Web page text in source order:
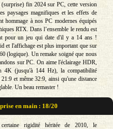
(surprise) fin 2024 sur PC, cette version
paysages magnifiques et les effets de
hommage à nos PC modernes équipés
RTX. Dans l’ensemble le rendu est
pour un jeu qui date d'il y a 14 ans !
et l'affichage est plus important que sur
(logique). Un remake soigné que nous
sur PC. On aime l'éclairage HDR,
4K (jusqu'à 144 Hz), la compatibilité
21:9 et même 32:9, ainsi qu'une distance
Un beau remaster !
en main : 18/20
rigidité héritée de 2010, le